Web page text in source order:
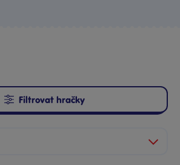
Filtrovat hračky